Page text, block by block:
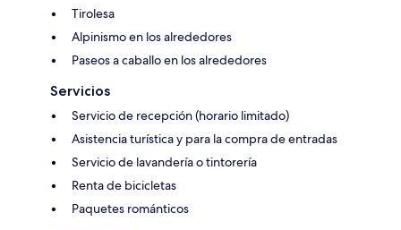
Tirolesa
Alpinismo en los alrededores
Paseos a caballo en los alrededores
Servicios
Servicio de recepción (horario limitado)
Asistencia turística y para la compra de entradas
Servicio de lavandería o tintorería
Renta de bicicletas
Paquetes románticos